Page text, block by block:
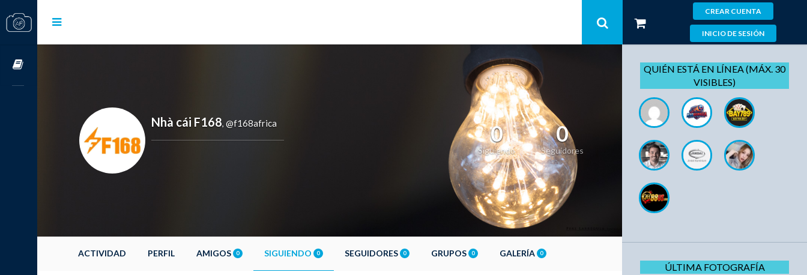
CREAR CUENTA
INICIO DE SESIÓN
Nhà cái F168, @f168africa 0
Siguiendo
0
Seguidores
ACTIVIDAD PERFIL AMIGOS 0 SIGUIENDO 0 SEGUIDORES 0 GRUPOS 0 GALERÍA 0
QUIÉN ESTÁ EN LÍNEA (MÁX. 30
VISIBLES)
ÚLTIMA FOTOGRAFÍA